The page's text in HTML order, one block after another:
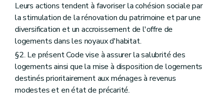
Leurs actions tendent à favoriser la cohésion sociale par
la stimulation de la rénovation du patrimoine et par une
diversification et un accroissement de l'offre de
logements dans les noyaux d'habitat.
§2. Le présent Code vise à assurer la salubrité des
logements ainsi que la mise à disposition de logements
destinés prioritairement aux ménages à revenus
modestes et en état de précarité.